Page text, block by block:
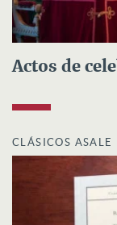
Actos de
CLÁSICOS ASALE